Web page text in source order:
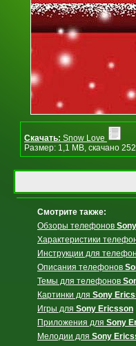
Скачать: Snow Love
Размер: 1,1 MB, скачано 252
Смотрите также:
Обзоры телефонов
Характеристики
Инструкции для
Описания телефонов
Темы для телефонов
Картинки для Sony
Игры для Sony Ericsson
Приложения для Sony
Мелодии для Sony